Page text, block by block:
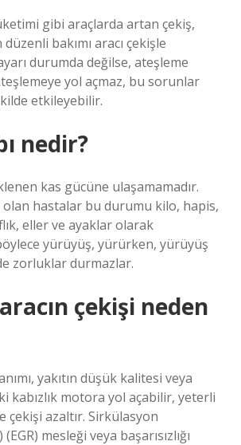
gibi araçlarda artan çekiş,
bakımı aracı çekişle
durumda değilse, ateşleme
yol açmaz, bu sorunlar
etkileyebilir.
nedir?
kas gücüne ulaşamamadır.
olan hastalar bu durumu kilo, hapis,
eller ve ayaklar olarak
yürüyüş, yürürken, yürüyüş
zorluklar durmazlar.
çekişi neden
yakıtın düşük kalitesi veya
kabızlık motora yol açabilir, yeterli
azaltır. Sirkülasyon
mesleği veya başarısızlığı